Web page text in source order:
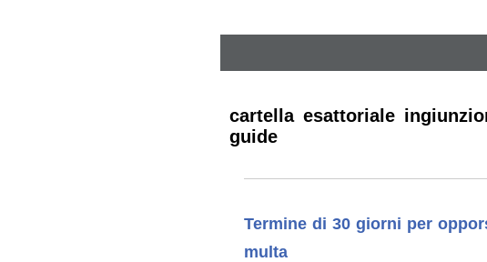
cartella esattoriale
guide
Termine di 30 giorni per
multa